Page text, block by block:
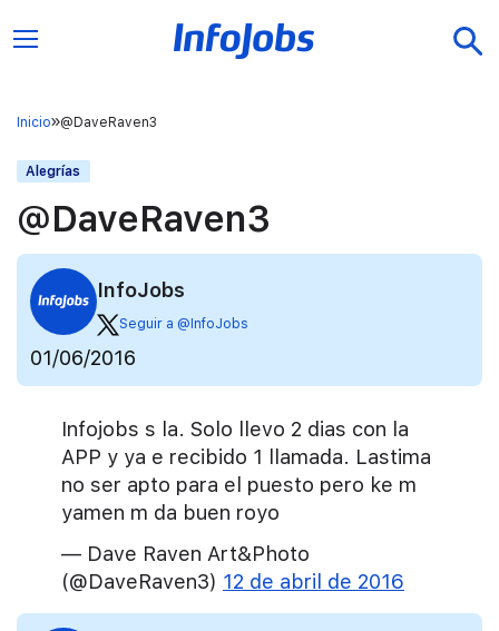
Inicio ‎@DaveRaven3
Alegrías
‎@DaveRaven3
InfoJobs
Seguir a @InfoJobs
01/06/2016
Infojobs s la. Solo llevo 2 dias con la
APP y ya e recibido 1 llamada. Lastima
no ser apto para el puesto pero ke m
yamen m da buen royo
— Dave Raven Art&Photo
(@DaveRaven3) 12 de abril de 2016